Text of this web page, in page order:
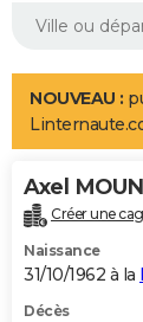
Aménagement
LIFESTYLE
Art de vivre
Bien-être
Loisirs
Mode
Modes de vie
Alimentation
Guide de la santé
Maladies
Médicaments
Sommeil
VOYAGE
Destinations
City break
Voyage nature
Voyage de noces
Forum
Climat
+PHOTO
GUIDES D'ACHAT
NOUVEAU :
Axel
Créer une
Naissance
31/10/1962 à la
Décès